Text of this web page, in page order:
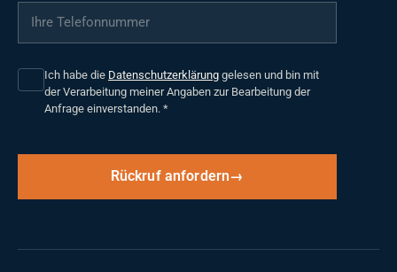
Ihre Telefonnummer
Ich habe die Datenschutzerklärung gelesen und bin mit
der Verarbeitung meiner Angaben zur Bearbeitung der
Anfrage einverstanden. *
Rückruf anfordern